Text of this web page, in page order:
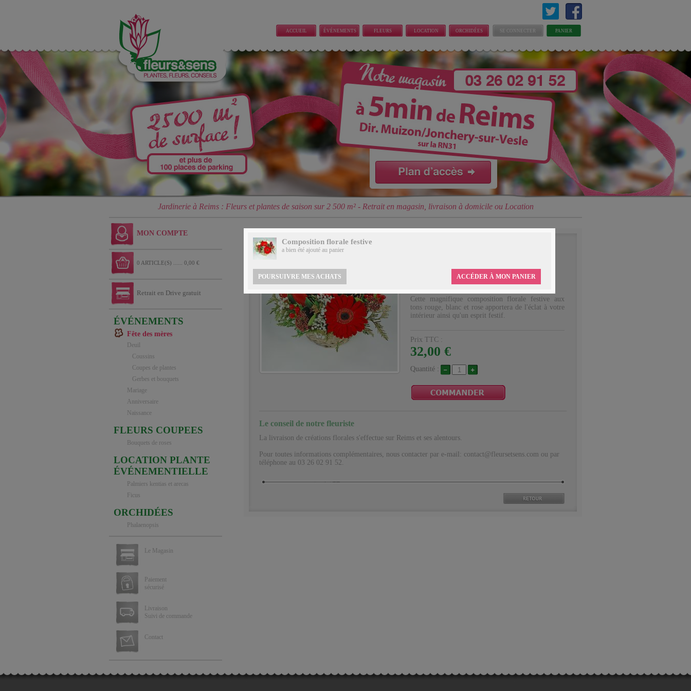
ACCUEIL ÉVÉNEMENTS FLEURS LOCATION ORCHIDÉES SE CONNECTER PANIER
Jardinerie à Reims : Fleurs et plantes de saison sur 2 500 m² - Retrait en magasin, livraison à domicile ou Location
MON COMPTE
0 ARTICLE(S) ...... 0,00 €
Retrait en Drive gratuit
ÉVÉNEMENTS
Fête des mères
Deuil
Coussins
Coupes de plantes
Gerbes et bouquets
Mariage
Anniversaire
Naissance
FLEURS COUPEES
Bouquets de roses
LOCATION PLANTE
ÉVÉNEMENTIELLE
Palmiers kentias et arecas
Ficus
ORCHIDÉES
Phalaenopsis
Le Magasin
Paiement
sécurisé
Livraison
Suivi de commande
Contact
Composition florale festive
a bien été ajouté au panier
POURSUIVRE MES ACHATS ACCÉDER À MON PANIER
La magie des fêtes
Cette magnifique composition florale festive aux
tons rouge, blanc et rose apportera de l'éclat à votre
intérieur ainsi qu'un esprit festif.
Prix TTC :
32,00 €
Quantité :
Le conseil de notre fleuriste
La livraison de créations florales s'effectue sur Reims et ses alentours.
Pour toutes informations complémentaires, nous contacter par e-mail: contact@fleursetsens.com ou par
téléphone au 03 26 02 91 52.